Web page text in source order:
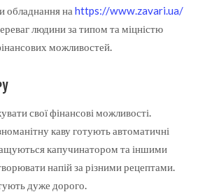
обладнання на https://www.zavari.ua/
людини за типом та міцністю
можливостей.
свої фінансові можливості.
каву готують автоматичні
капучинатором та іншими
напій за різними рецептами.
дуже дорого.